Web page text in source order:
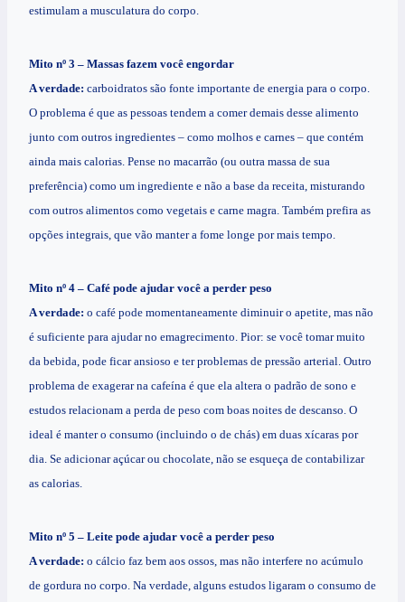
estimulam a musculatura do corpo.
Mito nº 3 – Massas fazem você engordar
A verdade: carboidratos são fonte importante de energia para o corpo.
O problema é que as pessoas tendem a comer demais desse alimento
junto com outros ingredientes – como molhos e carnes – que contém
ainda mais calorias. Pense no macarrão (ou outra massa de sua
preferência) como um ingrediente e não a base da receita, misturando
com outros alimentos como vegetais e carne magra. Também prefira as
opções integrais, que vão manter a fome longe por mais tempo.
Mito nº 4 – Café pode ajudar você a perder peso
A verdade: o café pode momentaneamente diminuir o apetite, mas não
é suficiente para ajudar no emagrecimento. Pior: se você tomar muito
da bebida, pode ficar ansioso e ter problemas de pressão arterial. Outro
problema de exagerar na cafeína é que ela altera o padrão de sono e
estudos relacionam a perda de peso com boas noites de descanso. O
ideal é manter o consumo (incluindo o de chás) em duas xícaras por
dia. Se adicionar açúcar ou chocolate, não se esqueça de contabilizar
as calorias.
Mito nº 5 – Leite pode ajudar você a perder peso
A verdade: o cálcio faz bem aos ossos, mas não interfere no acúmulo
de gordura no corpo. Na verdade, alguns estudos ligaram o consumo de